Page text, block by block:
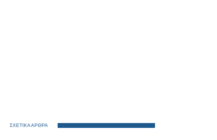
ΣΧΕΤΙΚΑ ΑΡΘΡΑ